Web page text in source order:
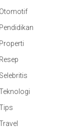
Otomotif
Pendidikan
Properti
Resep
Selebritis